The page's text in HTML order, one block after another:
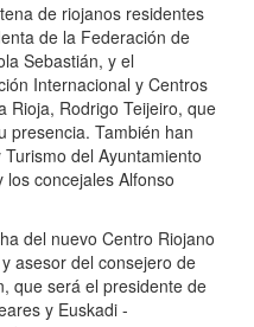
de riojanos residentes
de la Federación de
Sebastián, y el
Internacional y Centros
Rioja, Rodrigo Teijeiro, que
presencia. También han
del Ayuntamiento
concejales Alfonso
del nuevo Centro Riojano
asesor del consejero de
que será el presidente de
y Euskadi -